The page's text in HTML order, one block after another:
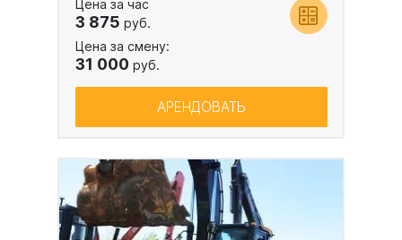
Цена за час
3 875 руб.
Цена за смену:
31 000 руб.
АРЕНДОВАТЬ